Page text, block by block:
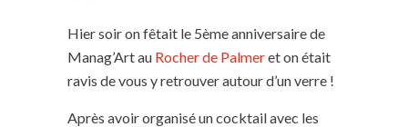
Hier soir on fêtait le 5ème anniversaire de
Manag’Art au Rocher de Palmeret on était
ravis de vous y retrouver autour d’un verre !
Après avoir organisé un cocktail avec les